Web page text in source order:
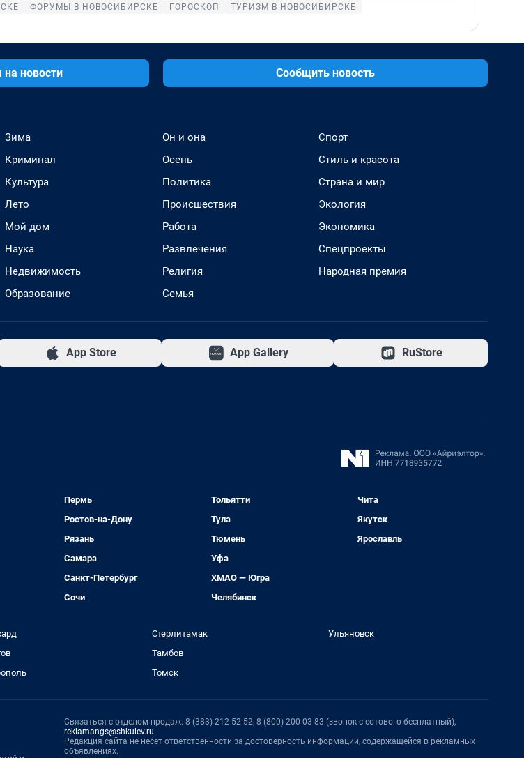
ФОРУМЫ В НОВОСИБИРСКЕ ГОРОСКОП ТУРИЗМ В НОВОСИБИРСКЕ
на новости Сообщить новость
Зима
Криминал
Культура
Лето
Мой дом
Наука
Недвижимость
Образование
Он и она
Осень
Политика
Происшествия
Работа
Развлечения
Религия
Семья
Спорт
Стиль и красота
Страна и мир
Экология
Экономика
Спецпроекты
Народная премия
App Store App Gallery RuStore
Пермь
Ростов-на-Дону
Рязань
Самара
Санкт-Петербург
Сочи
Тольятти
Тула
Тюмень
Уфа
ХМАО — Югра
Челябинск
Чита
Якутск
Ярославль
Стерлитамак
Тамбов
Томск
Ульяновск
Связаться с отделом продаж: 8 (383) 212-52-52, 8 (800) 200-03-83 (звонок с сотового бесплатный),
reklamangs@shkulev.ru
Редакция сайта не несет ответственности за достоверность информации, содержащейся в рекламных
объявлениях.